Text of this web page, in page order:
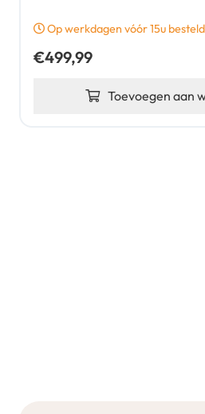
Op werkdagen vóór 15u
€499,99
Toevoegen aan